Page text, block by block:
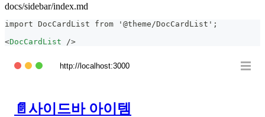
docs/sidebar/index.md
import DocCardList from '@theme/DocCardList';
<DocCardList />
http://localhost:3000
📄️ 사이드바 아이템